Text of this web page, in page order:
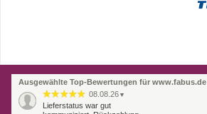
Ausgewählte Top-Bewertungen für www.fabus.de
08.08.26 ▼
Lieferstatus war gut